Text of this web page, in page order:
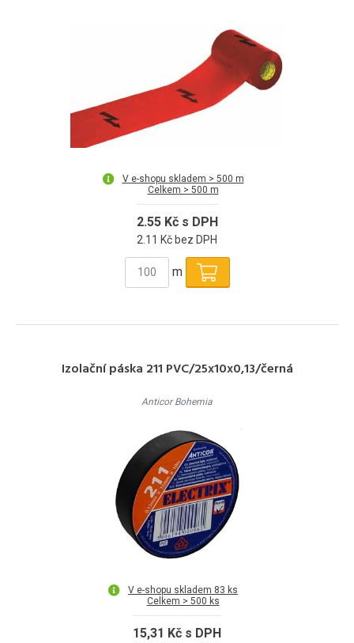
V e-shopu skladem > 500 m
Celkem > 500 m
2.55 Kč s DPH
2.11 Kč bez DPH
m
Izolační páska 211 PVC/25x10x0,13/černá
Anticor Bohemia
V e-shopu skladem 83 ks
Celkem > 500 ks
15,31 Kč s DPH